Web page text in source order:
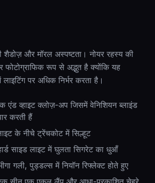
शैडोज़ और मॉरल अस्पष्टता। नोयर रहस्य की
फोटोग्राफिक रूप से अद्भुत है क्योंकि यह
पर अधिक निर्भर करता है।
एंड व्हाइट क्लोज़-अप जिसमें वेनिशियन ब्लाइंड
करती हैं
के नीचे ट्रेंचकोट में सिल्हूट
साइड लाइट में घुलता सिगरेट का धुआँ
गली, पुड्डल्स में नियॉन रिफ्लेक्ट होते हुए